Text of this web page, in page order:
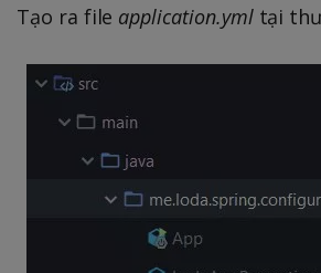
Tạo ra file application.ymltại thư